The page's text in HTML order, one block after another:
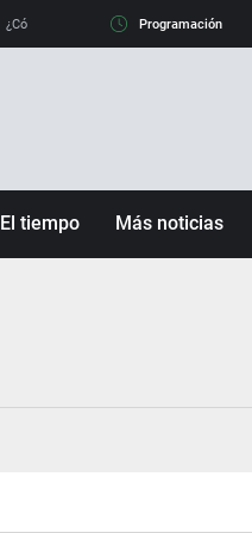
¿Cómo es llegar a Italia con controles
Programación
El tiempo Más noticias